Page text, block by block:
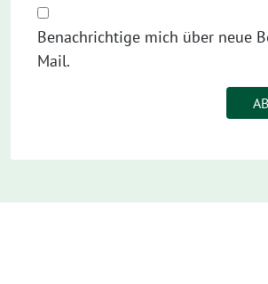
Benachrichtige mich über neue
Mail.